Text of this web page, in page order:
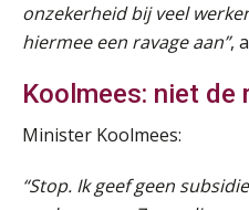
onzekerheid bij veel
hiermee een ravage aan”,
Koolmees: niet de
Minister Koolmees:
“Stop. Ik geef geen
09
SEP
MOCuitgevers
SEP
MOCuitgevers